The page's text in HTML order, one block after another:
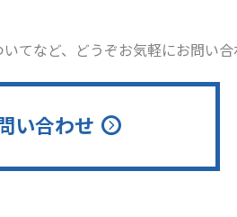
てなど、どうぞお気軽にお問い合
い合わせ